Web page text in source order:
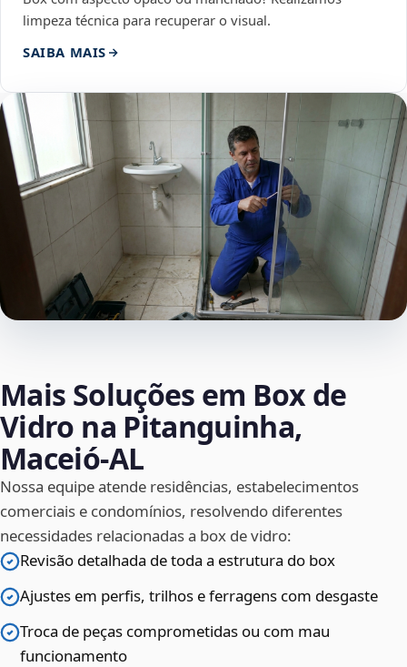
limpeza técnica para recuperar o visual.
SAIBA MAIS
Mais Soluções em Box de
Vidro na Pitanguinha,
Maceió‑AL
Nossa equipe atende residências, estabelecimentos
comerciais e condomínios, resolvendo diferentes
necessidades relacionadas a box de vidro:
Revisão detalhada de toda a estrutura do box
Ajustes em perfis, trilhos e ferragens com desgaste
Troca de peças comprometidas ou com mau
funcionamento